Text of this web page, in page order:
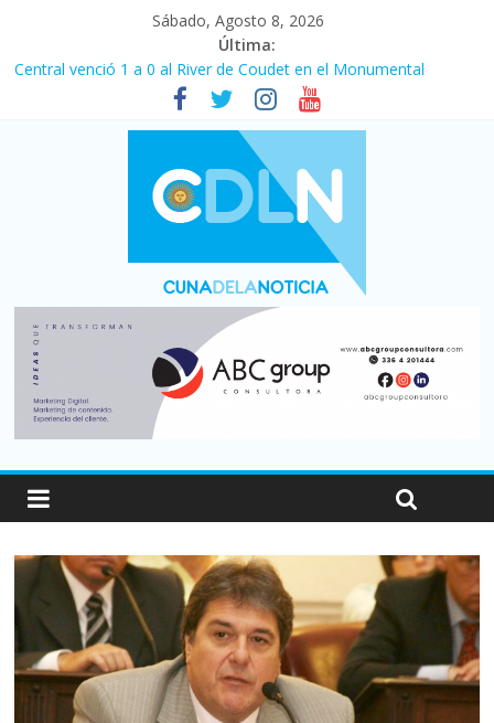
Sábado, Agosto 8, 2026
Última:
Central venció 1 a 0 al River de Coudet en el Monumental
La morosidad alcanzó su nivel más alto en dos décadas y ya
afecta a 400 mil deudores en Santa Fe
Desde que asumió Milei cerraron 41.000 kioscos: el sector
denuncia crisis como en 2001
Vacaciones de invierno con más movimiento y consumo
turístico: 4,6 millones de personas viajaron por el país, un 5,9%
Fuerte caída de la venta de autos usados en julio: bajó un 12,6%